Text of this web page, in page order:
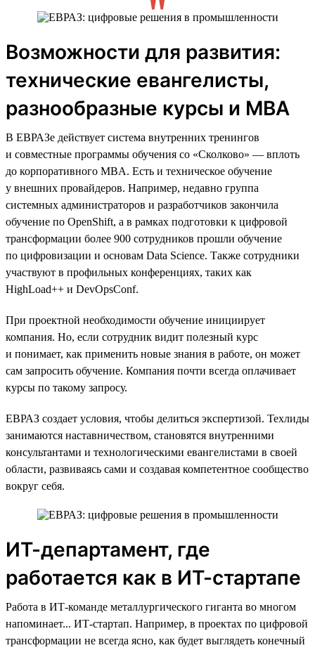
Возможности для развития:
технические евангелисты,
разнообразные курсы и MBA
В ЕВРАЗе действует система внутренних тренингов
и совместные программы обучения со «Сколково» — вплоть
до корпоративного MBA. Есть и техническое обучение
у внешних провайдеров. Например, недавно группа
системных администраторов и разработчиков закончила
обучение по OpenShift, а в рамках подготовки к цифровой
трансформации более 900 сотрудников прошли обучение
по цифровизации и основам Data Science. Также сотрудники
участвуют в профильных конференциях, таких как
HighLoad++ и DevOpsConf.
При проектной необходимости обучение инициирует
компания. Но, если сотрудник видит полезный курс
и понимает, как применить новые знания в работе, он может
сам запросить обучение. Компания почти всегда оплачивает
курсы по такому запросу.
ЕВРАЗ создает условия, чтобы делиться экспертизой. Техлиды
занимаются наставничеством, становятся внутренними
консультантами и технологическими евангелистами в своей
области, развиваясь сами и создавая компетентное сообщество
вокруг себя.
ИТ-департамент, где
работается как в ИТ-стартапе
Работа в ИТ-команде металлургического гиганта во многом
напоминает... ИТ-стартап. Например, в проектах по цифровой
трансформации не всегда ясно, как будет выглядеть конечный